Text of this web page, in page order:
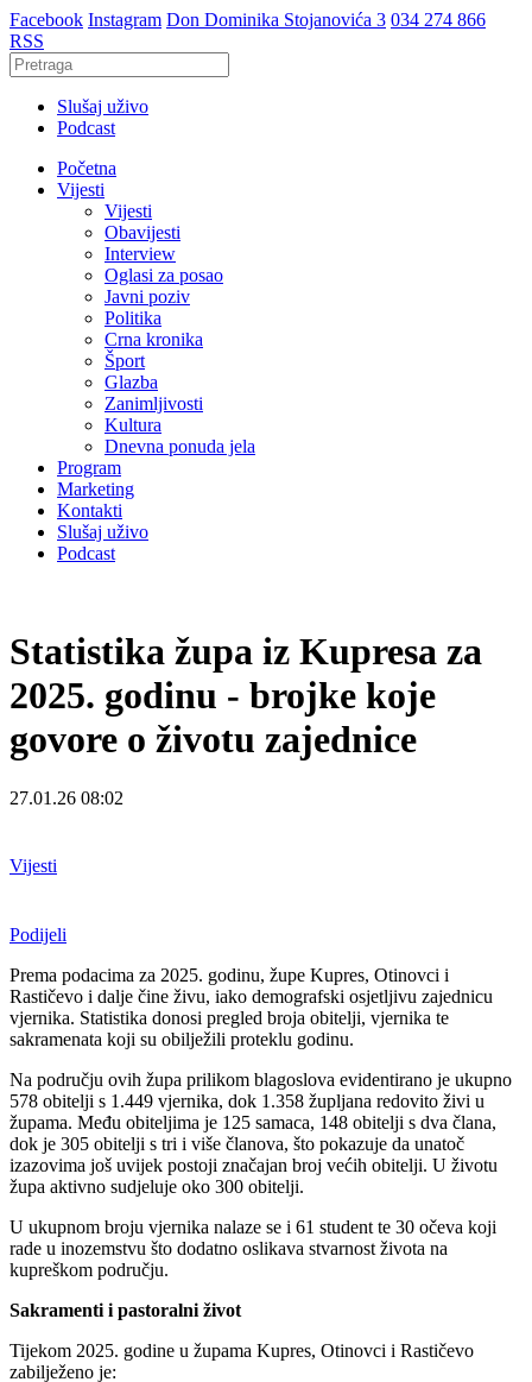
Facebook Instagram Don Dominika Stojanovića 3 034 274 866
RSS
Slušaj uživo
Podcast
Početna
Vijesti
Vijesti
Obavijesti
Interview
Oglasi za posao
Javni poziv
Politika
Crna kronika
Šport
Glazba
Zanimljivosti
Kultura
Dnevna ponuda jela
Program
Marketing
Kontakti
Slušaj uživo
Podcast
Statistika župa iz Kupresa za
2025. godinu - brojke koje
govore o životu zajednice
27.01.26 08:02
Vijesti
Podijeli
Prema podacima za 2025. godinu, župe Kupres, Otinovci i
Rastičevo i dalje čine živu, iako demografski osjetljivu zajednicu
vjernika. Statistika donosi pregled broja obitelji, vjernika te
sakramenata koji su obilježili proteklu godinu.
Na području ovih župa prilikom blagoslova evidentirano je ukupno
578 obitelji s 1.449 vjernika, dok 1.358 župljana redovito živi u
župama. Među obiteljima je 125 samaca, 148 obitelji s dva člana,
dok je 305 obitelji s tri i više članova, što pokazuje da unatoč
izazovima još uvijek postoji značajan broj većih obitelji. U životu
župa aktivno sudjeluje oko 300 obitelji.
U ukupnom broju vjernika nalaze se i 61 student te 30 očeva koji
rade u inozemstvu što dodatno oslikava stvarnost života na
kupreškom području.
Sakramenti i pastoralni život
Tijekom 2025. godine u župama Kupres, Otinovci i Rastičevo
zabilježeno je: